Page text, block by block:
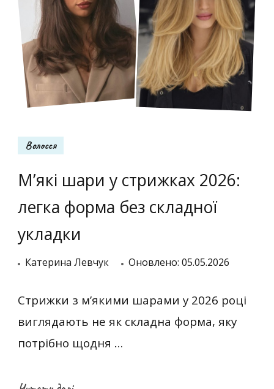
Волосся
М’які шари у стрижках 2026:
легка форма без складної
укладки
Катерина Левчук Оновлено: 05.05.2026
Стрижки з м’якими шарами у 2026 році
виглядають не як складна форма, яку
потрібно щодня …